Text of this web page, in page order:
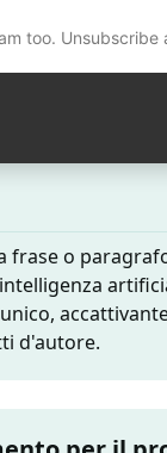
frase o
d'autore.
too. Unsubscribe